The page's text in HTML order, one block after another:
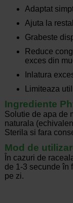
Adaptat
Ajuta la
Grabeste
Reduce
exces din
Inlatura
Limiteaza
Ingrediente
Solutie de apa de
naturala
Sterila si fara
Mod de
În cazuri de
de 1-3 secunde în
pe zi.